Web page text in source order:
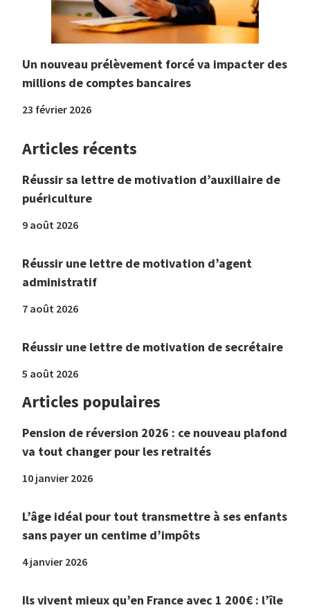
Un nouveau prélèvement forcé va impacter des
millions de comptes bancaires
23 février 2026
Articles récents
Réussir sa lettre de motivation d’auxiliaire de
puériculture
9 août 2026
Réussir une lettre de motivation d’agent
administratif
7 août 2026
Réussir une lettre de motivation de secrétaire
5 août 2026
Articles populaires
Pension de réversion 2026 : ce nouveau plafond
va tout changer pour les retraités
10 janvier 2026
L’âge idéal pour tout transmettre à ses enfants
sans payer un centime d’impôts
4 janvier 2026
Ils vivent mieux qu’en France avec 1 200€ : l’île